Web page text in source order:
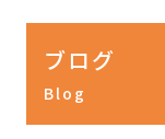
ブログ
Blog